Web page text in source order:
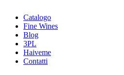
Catalogo
Fine Wines
Blog
3PL
Haiveme
Contatti